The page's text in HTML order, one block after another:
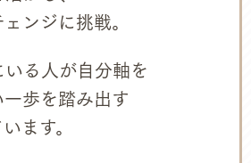
ンジに挑戦。
いる人が自分軸を
一歩を踏み出す
ます。